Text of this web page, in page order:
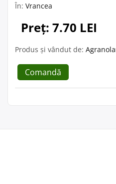
În: Vrancea
Preț: 7.70 LEI
Produs și vândut de:
Comandă